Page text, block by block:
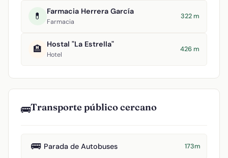
💊 Farmacia Herrera García
Farmacia
322 m
🏨 Hostal "La Estrella"
Hotel
426 m
🚌Transporte público cercano
🚌 Parada de Autobuses 173m